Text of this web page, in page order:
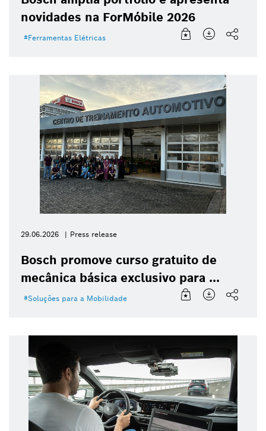
novidades na ForMóbile 2026
Ferramentas Elétricas
29.06.2026 Press release
Bosch promove curso gratuito de
mecânica básica exclusivo para ...
Soluções para a Mobilidade